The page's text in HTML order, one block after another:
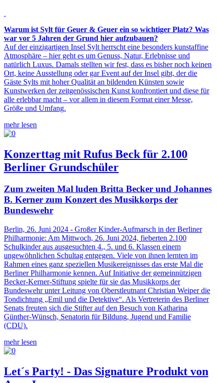
Warum ist Sylt für Geuer & Geuer ein so wichtiger Platz? Was
war vor 5 Jahren der Grund hier aufzubauen?
Auf der einzigartigen Insel Sylt herrscht eine besonders kunstaffine
Atmosphäre – hier geht es um Genuss, Natur, Erlebnisse und
natürlich Luxus. Damals stellten wir fest, dass es bisher noch keinen
Ort, keine Ausstellung oder gar Event auf der Insel gibt, der die
Gäste Sylts mit hoher Qualität an bildenden Künsten sowie
Kunstwerken der zeitgenössischen Kunst konfrontiert und diese für
alle erlebbar macht – vor allem in diesem Format einer Messe,
Größe und Umfang.
mehr lesen
Konzerttag mit Rufus Beck für 2.100
Berliner Grundschüler
Zum zweiten Mal luden Britta Becker und Johannes
B. Kerner zum Konzert des Musikkorps der
Bundeswehr
Berlin, 26. Juni 2024 - Großer Kinder-Aufmarsch in der Berliner
Philharmonie: Am Mittwoch, 26. Juni 2024, fieberten 2.100
Schulkinder aus ausgesuchten 4., 5. und 6. Klassen einem
ungewöhnlichen Schultag entgegen. Viele von ihnen lernten im
Rahmen eines ganz speziellen Musikereignisses das erste Mal die
Berliner Philharmonie kennen. Auf Initiative der gemeinnützigen
Becker-Kerner-Stiftung spielte für sie das Musikkorps der
Bundeswehr unter Leitung von Oberstleutnant Christian Weiper die
Tondichtung „Emil und die Detektive“. Als Vertreterin des Berliner
Senats freuten sich die Stifter auf den Besuch von Katharina
Günther-Wünsch, Senatorin für Bildung, Jugend und Familie
(CDU).
mehr lesen
Let´s Party! - Das Signature Produkt von